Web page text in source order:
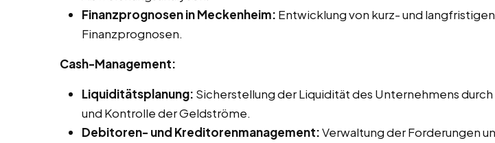
Finanzprognosen in Meckenheim: Entwicklung von kurz- und langfristigen
Finanzprognosen.
Cash-Management:
Liquiditätsplanung: Sicherstellung der Liquidität des Unternehmens durch
und Kontrolle der Geldströme.
Debitoren- und Kreditorenmanagement:Verwaltung der Forderungen